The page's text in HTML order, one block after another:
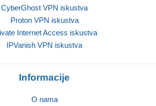
CyberGhost VPN iskustva
Proton VPN iskustva
Internet Access iskustva
IPVanish VPN iskustva
Informacije
O nama